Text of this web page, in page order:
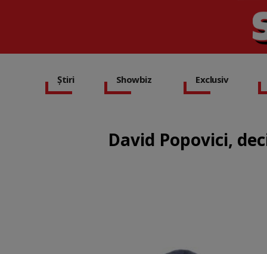
Știri Showbiz Exclusiv
David Popovici,